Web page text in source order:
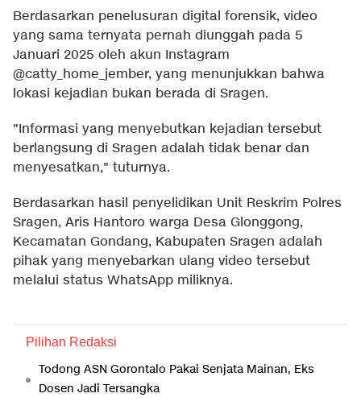
Berdasarkan penelusuran digital forensik, video
yang sama ternyata pernah diunggah pada 5
Januari 2025 oleh akun Instagram
@catty_home_jember, yang menunjukkan bahwa
lokasi kejadian bukan berada di Sragen.
"Informasi yang menyebutkan kejadian tersebut
berlangsung di Sragen adalah tidak benar dan
menyesatkan," tuturnya.
Berdasarkan hasil penyelidikan Unit Reskrim Polres
Sragen, Aris Hantoro warga Desa Glonggong,
Kecamatan Gondang, Kabupaten Sragen adalah
pihak yang menyebarkan ulang video tersebut
melalui status WhatsApp miliknya.
Pilihan Redaksi
Todong ASN Gorontalo Pakai Senjata Mainan, Eks
Dosen Jadi Tersangka